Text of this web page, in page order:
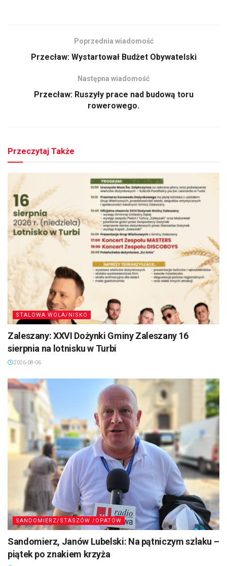
Poprzednia wiadomość
Przecław: Wystartował Budżet Obywatelski
Następna wiadomość
Przecław: Ruszyły prace nad budową toru
rowerowego.
Przeczytaj Także
STALOWA WOLA/NISKO
Zaleszany: XXVI Dożynki Gminy Zaleszany 16
sierpnia na lotnisku w Turbi
2026-08-06
SANDOMIERZ/STASZÓW /OPATÓW
Sandomierz, Janów Lubelski: Na pątniczym szlaku –
piątek po znakiem krzyża